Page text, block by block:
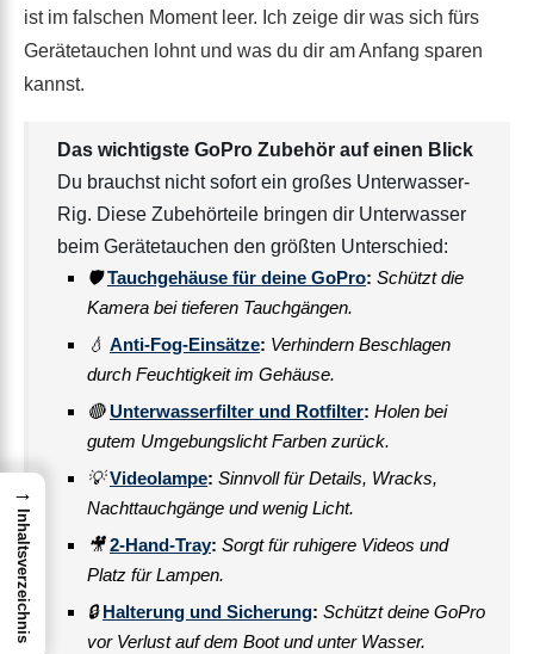
ist im falschen Moment leer. Ich zeige dir was sich fürs
Gerätetauchen lohnt und was du dir am Anfang sparen
kannst.
Das wichtigste GoPro Zubehör auf einen Blick
Du brauchst nicht sofort ein großes Unterwasser-
Rig. Diese Zubehörteile bringen dir Unterwasser
beim Gerätetauchen den größten Unterschied:
🛡️Tauchgehäuse für deine GoPro: Schützt die
Kamera bei tieferen Tauchgängen.
💧 Anti-Fog-Einsätze: Verhindern Beschlagen
durch Feuchtigkeit im Gehäuse.
🔴 Unterwasserfilter und Rotfilter: Holen bei
gutem Umgebungslicht Farben zurück.
💡Videolampe: Sinnvoll für Details, Wracks,
Nachttauchgänge und wenig Licht.
🎥2-Hand-Tray: Sorgt für ruhigere Videos und
Platz für Lampen.
🔒Halterung und Sicherung: Schützt deine GoPro
vor Verlust auf dem Boot und unter Wasser.
→
Inhaltsverzeichnis